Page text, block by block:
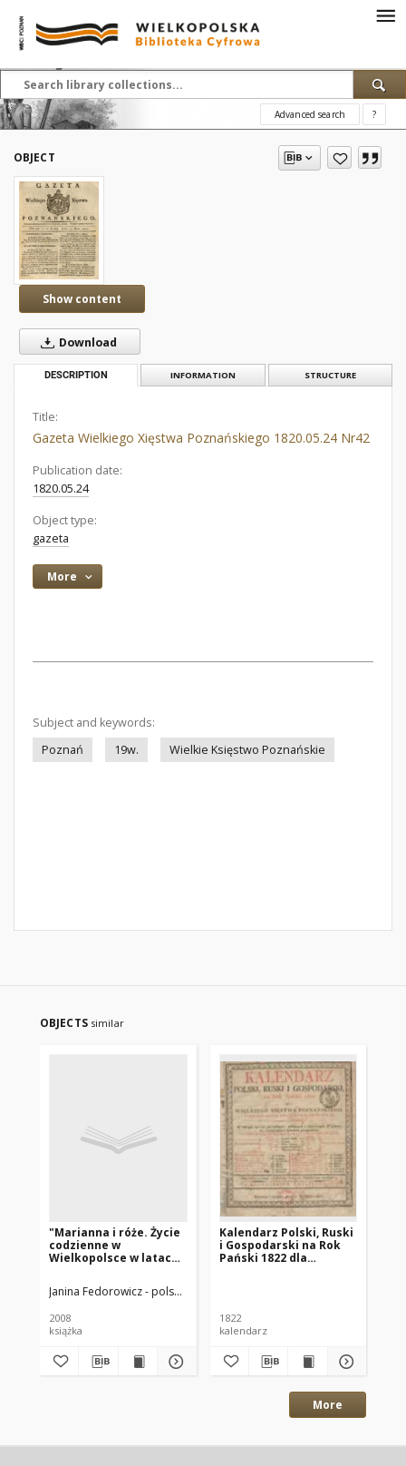
Advanced search ?
OBJECT
Show content
Download
DESCRIPTION INFORMATION STRUCTURE
Title:
Gazeta Wielkiego Xięstwa Poznańskiego 1820.05.24 Nr42
Publication date:
1820.05.24
Object type:
gazeta
More
Subject and keywords:
Poznań
19w. Wielkie Księstwo Poznańskie
OBJECTS similar
"Marianna i róże. Życie
codzienne w
Wielkopolsce w latach
rodzinnej"
Janina Fedorowicz - polska pisarka
2008
książka
Kalendarz Polski, Ruski
i Gospodarski na Rok
Pański 1822 dla
dni 365
1822
kalendarz
More